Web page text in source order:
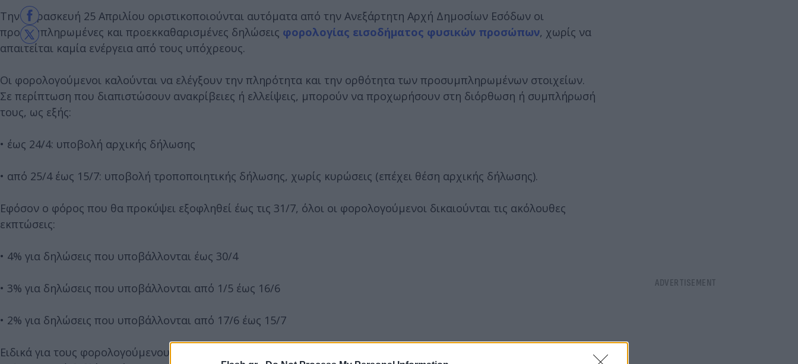
Την Παρασκευή 25 Απριλίου οριστικοποιούνται αυτόματα από την Ανεξάρτητη Αρχή Δημοσίων Εσόδων οι
προσυμπληρωμένες και προεκκαθαρισμένες δηλώσεις φορολογίας εισοδήματος φυσικών προσώπων, χωρίς να
απαιτείται καμία ενέργεια από τους υπόχρεους.
Οι φορολογούμενοι καλούνται να ελέγξουν την πληρότητα και την ορθότητα των προσυμπληρωμένων στοιχείων.
Σε περίπτωση που διαπιστώσουν ανακρίβειες ή ελλείψεις, μπορούν να προχωρήσουν στη διόρθωση ή συμπλήρωσή
τους, ως εξής:
• έως 24/4: υποβολή αρχικής δήλωσης
• από 25/4 έως 15/7: υποβολή τροποποιητικής δήλωσης, χωρίς κυρώσεις (επέχει θέση αρχικής δήλωσης).
Εφόσον ο φόρος που θα προκύψει εξοφληθεί έως τις 31/7, όλοι οι φορολογούμενοι δικαιούνται τις ακόλουθες
εκπτώσεις:
• 4% για δηλώσεις που υποβάλλονται έως 30/4
• 3% για δηλώσεις που υποβάλλονται από 1/5 έως 16/6
• 2% για δηλώσεις που υποβάλλονται από 17/6 έως 15/7
Ειδικά για τους φορολογούμενους που συμμετέχουν σε νομικά πρόσωπα ή νομικές οντότητες που τηρούν